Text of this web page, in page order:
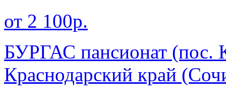
от 2 100р.
БУРГАС пансионат (пос.
Краснодарский край